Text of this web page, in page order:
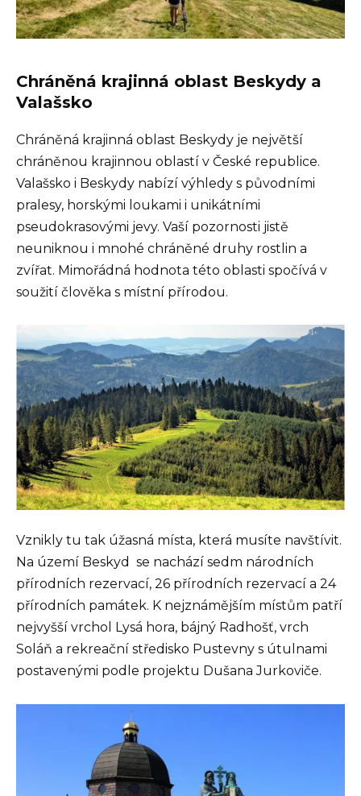
Chráněná krajinná oblast Beskydy a
Valašsko
Chráněná krajinná oblast Beskydy je největší
chráněnou krajinnou oblastí v České republice.
Valašsko i Beskydy nabízí výhledy s původními
pralesy, horskými loukami i unikátními
pseudokrasovými jevy. Vaší pozornosti jistě
neuniknou i mnohé chráněné druhy rostlin a
zvířat. Mimořádná hodnota této oblasti spočívá v
soužití člověka s místní přírodou.
Vznikly tu tak úžasná místa, která musíte navštívit.
Na území Beskyd se nachází sedm národních
přírodních rezervací, 26 přírodních rezervací a 24
přírodních památek. K nejznámějším místům patří
nejvyšší vrchol Lysá hora, bájný Radhošť, vrch
Soláň a rekreační středisko Pustevny s útulnami
postavenými podle projektu Dušana Jurkoviče.